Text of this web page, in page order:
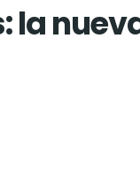
la